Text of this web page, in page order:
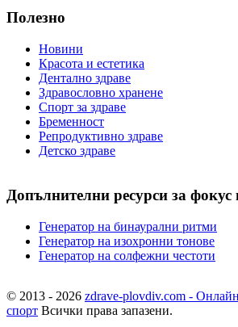
Полезно
Новини
Красота и естетика
Дентално здраве
Здравословно хранене
Спорт за здраве
Бременност
Репродуктивно здраве
Детско здраве
Допълнителни ресурси за фокус
Генератор на бинаурални ритми
Генератор на изохронни тонове
Генератор на солфежни честоти
© 2013 - 2026 zdrave-plovdiv.com -
спорт Всички права запазени.